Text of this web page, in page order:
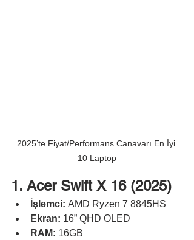
2025’te Fiyat/Performans Canavarı En İyi
10 Laptop
1. Acer Swift X 16 (2025)
İşlemci: AMD Ryzen 7 8845HS
Ekran: 16” QHD OLED
RAM: 16GB